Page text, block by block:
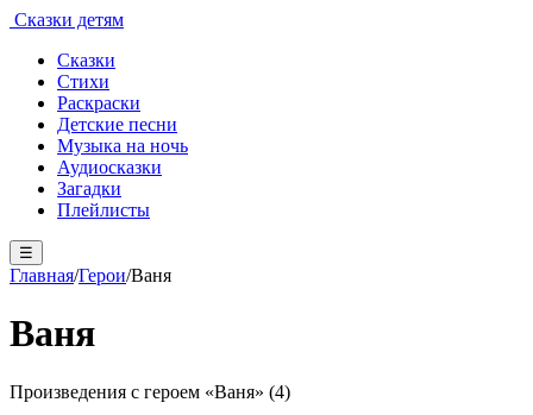
Сказки детям
Сказки
Стихи
Раскраски
Детские песни
Музыка на ночь
Аудиосказки
Загадки
Плейлисты
☰
Главная/Герои/Ваня
Ваня
Произведения с героем «Ваня» (4)